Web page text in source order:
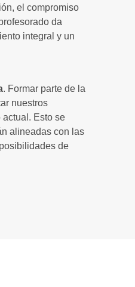
el compromiso
da
integral y un
. Formar parte de la
nuestros
Esto se
alineadas con las
de